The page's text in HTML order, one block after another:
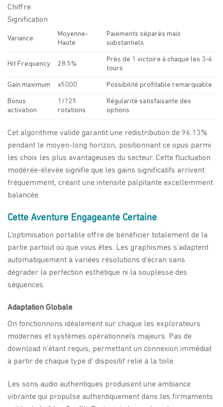
Chiffre
Signification
Variance
Moyenne-
Haute
Paiements séparés mais
substantiels
Hit Frequency 28.5%
Près de 1 victoire à chaque les 3-4
tours
Gain maximum x5000 Possibilité profitable remarquable
Bonus
activation
1/125
rotations
Régularité satisfaisante des
options
Cet algorithme validé garantit une redistribution de 96.13%
pendant le moyen-long horizon, positionnant ce opus parmi
les choix les plus avantageuses du secteur. Cette fluctuation
modérée-élevée signifie que les gains significatifs arrivent
fréquemment, créant une intensité palpitante excellemment
balancée.
Cette Aventure Engageante Certaine
L’optimisation portable offre de bénéficier totalement de la
partie partout où que vous êtes. Les graphismes s’adaptent
automatiquement à variées résolutions d’écran sans
dégrader la perfection esthétique ni la souplesse des
séquences.
Adaptation Globale
On fonctionnons idéalement sur chaque les explorateurs
modernes et systèmes opérationnels majeurs. Pas de
download n’étant requis, permettant un connexion immédiat
à partir de chaque type d’ dispositif relié à la toile.
Les sons audio authentiques produisent une ambiance
vibrante qui propulse authentiquement dans les firmaments